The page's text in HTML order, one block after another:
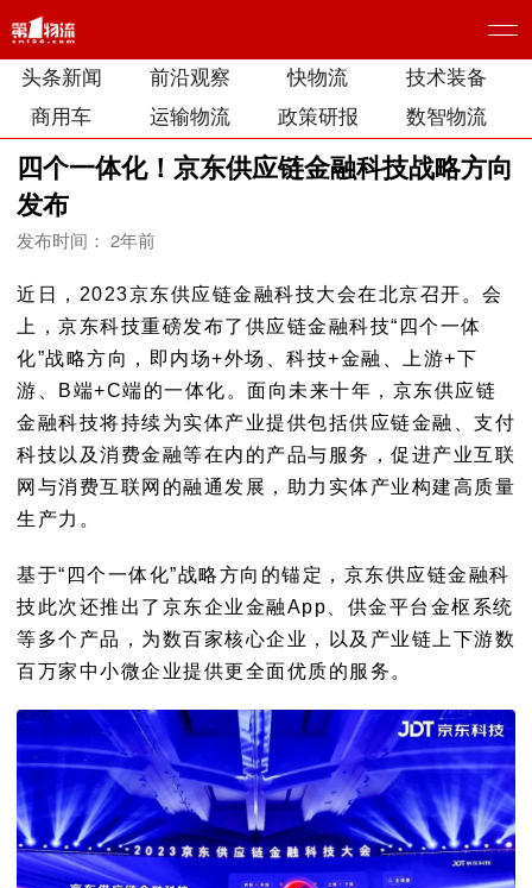
头条新闻 前沿观察 快物流
技术装备
商用车
运输物流 政策研报 数智物流
四个一体化！京东供应链金融科技战略方向
发布
发布时间： 2年前
近日，2023京东供应链金融科技大会在北京召开。会
上，京东科技重磅发布了供应链金融科技“四个一体
化”战略方向，即内场+外场、科技+金融、上游+下
游、B端+C端的一体化 。面向未来十年，京东供应链
金融科技将持续为实体产业提供包括供应链金融、支付
科技以及消费金融等在内的产品与服务，促进产业互联
网与消费互联网的融通发展，助力实体产业构建高质量
生产力。
基于“四个一体化”战略方向的锚定，京东供应链金融科
技此次还推出了京东企业金融App、供金平台金枢系统
等多个产品，为数百家核心企业，以及产业链上下游数
百万家中小微企业提供更全面优质的服务。